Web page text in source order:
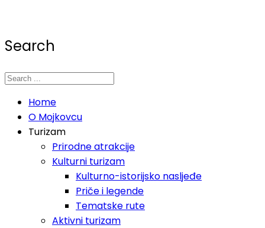
Search
Home
O Mojkovcu
Turizam
Prirodne atrakcije
Kulturni turizam
Kulturno-istorijsko nasljeđe
Priče i legende
Tematske rute
Aktivni turizam